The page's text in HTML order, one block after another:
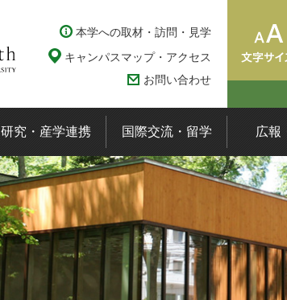
本学への取材・訪問・見学
キャンパスマップ・アクセス
お問い合わせ
研究・産学連携 国際交流・留学 広報